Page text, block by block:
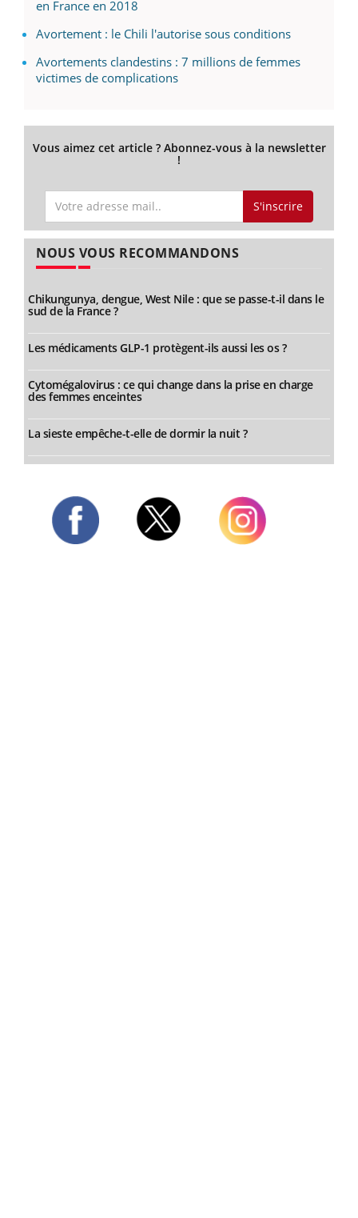
en France en 2018
Avortement : le Chili l'autorise sous conditions
Avortements clandestins : 7 millions de femmes
victimes de complications
Vous aimez cet article ? Abonnez-vous à la newsletter
!
S'inscrire
NOUS VOUS RECOMMANDONS
Chikungunya, dengue, West Nile : que se passe-t-il dans le
sud de la France ?
Les médicaments GLP-1 protègent-ils aussi les os ?
Cytomégalovirus : ce qui change dans la prise en charge
des femmes enceintes
La sieste empêche-t-elle de dormir la nuit ?